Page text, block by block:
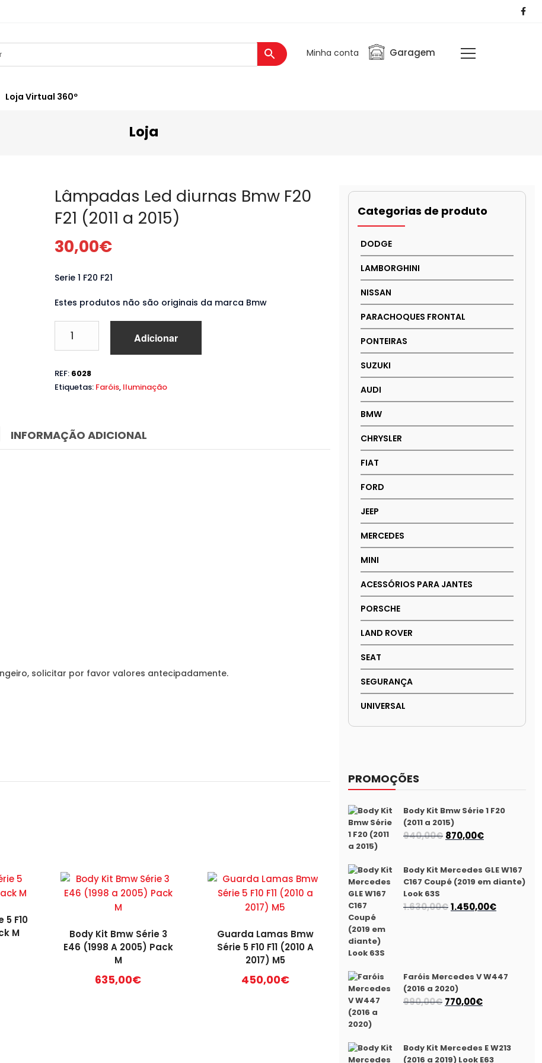
Minha conta Garagem
Loja Virtual 360º
Loja
Lâmpadas Led diurnas Bmw F20
F21 (2011 a 2015)
30,00€
Serie 1 F20 F21
Estes produtos não são originais da marca Bmw
Lâmpadas
diurnas
Bmw
a
2015)
Adicionar
REF: 6028
Etiquetas: Faróis, Iluminação
INFORMAÇÃO ADICIONAL
solicitar por favor valores antecipadamente.
5 F10
M
Body Kit Bmw Série 3
E46 (1998 A 2005) Pack
M
635,00€
Guarda Lamas Bmw
Série 5 F10 F11 (2010 A
2017) M5
450,00€
Categorias de produto
DODGE
LAMBORGHINI
NISSAN
PARACHOQUES FRONTAL
PONTEIRAS
SUZUKI
AUDI
BMW
CHRYSLER
FIAT
FORD
JEEP
MERCEDES
MINI
ACESSÓRIOS PARA JANTES
PORSCHE
LAND ROVER
SEAT
SEGURANÇA
UNIVERSAL
PROMOÇÕES
Body Kit Bmw Série 1 F20
(2011 a 2015)
940,00€ O
era:
870,00€O
é:
Body Kit Mercedes GLE W167
C167 Coupé (2019 em diante)
Look 63S
1.630,00€O
1.450,00€O
Faróis Mercedes V W447
(2016 a 2020)
990,00€ O
era:
990,00€.
770,00€O
é:
770,00€.
Body Kit Mercedes E W213
(2016 a 2019) Look E63